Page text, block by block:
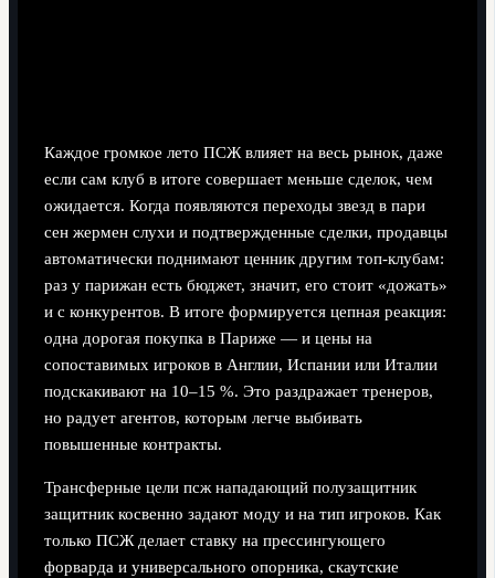
Каждое громкое лето ПСЖ влияет на весь рынок, даже
если сам клуб в итоге совершает меньше сделок, чем
ожидается. Когда появляются переходы звезд в пари
сен жермен слухи и подтвержденные сделки, продавцы
автоматически поднимают ценник другим топ‑клубам:
раз у парижан есть бюджет, значит, его стоит «дожать»
и с конкурентов. В итоге формируется цепная реакция:
одна дорогая покупка в Париже — и цены на
сопоставимых игроков в Англии, Испании или Италии
подскакивают на 10–15 %. Это раздражает тренеров,
но радует агентов, которым легче выбивать
повышенные контракты.
Трансферные цели псж нападающий полузащитник
защитник косвенно задают моду и на тип игроков. Как
только ПСЖ делает ставку на прессингующего
форварда и универсального опорника, скаутские